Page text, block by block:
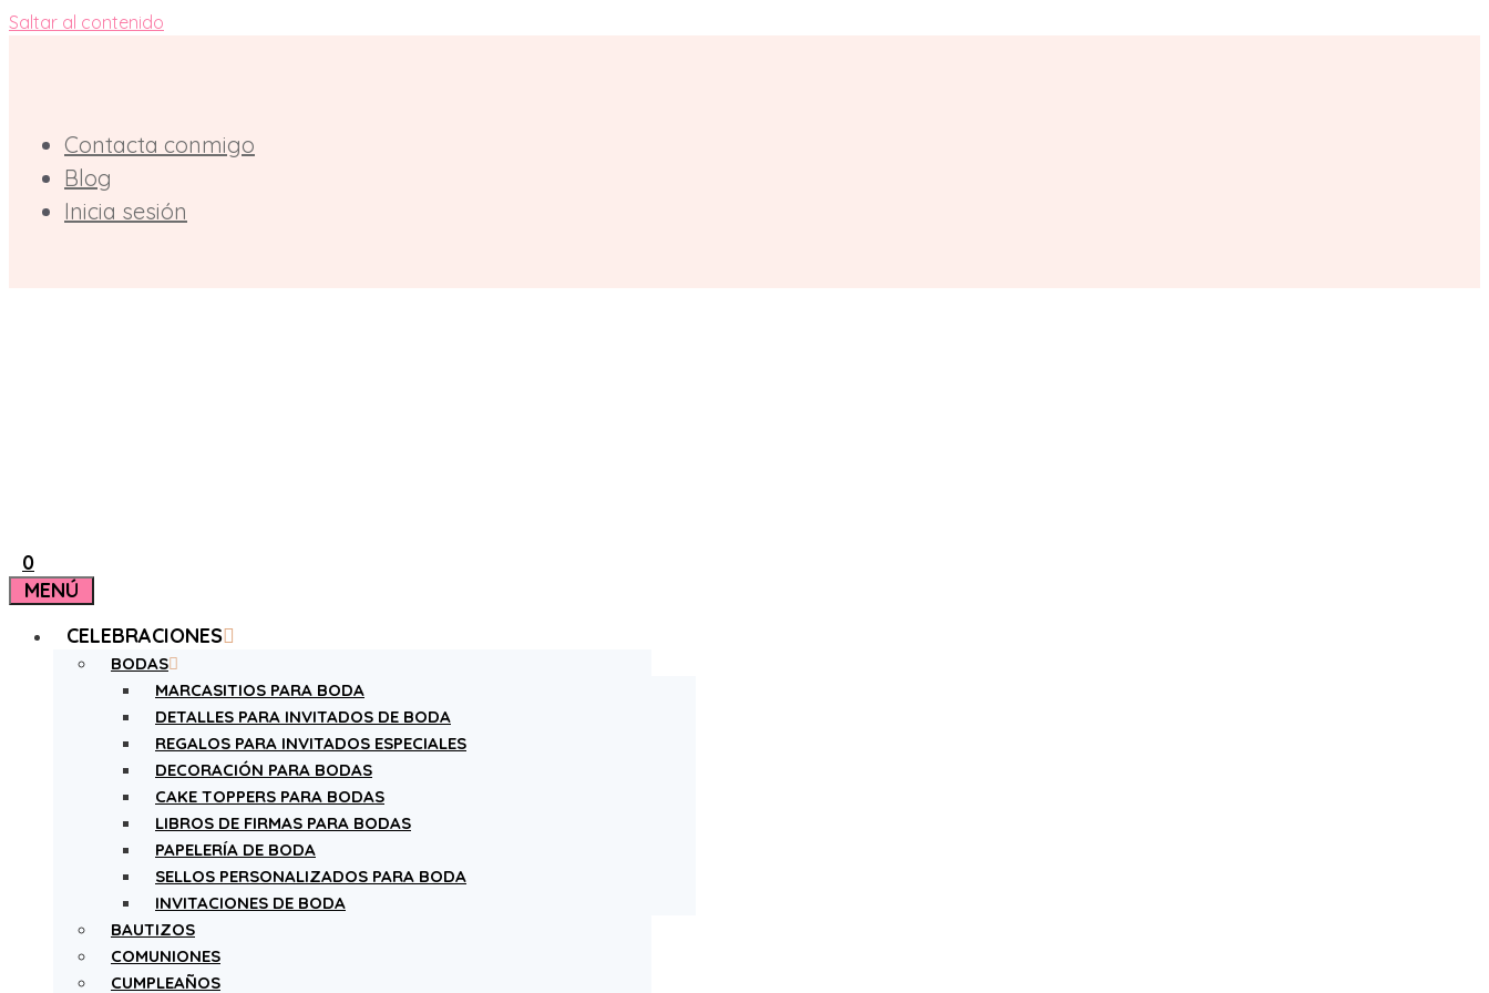
Saltar al contenido
Contacta conmigo
Blog
Inicia sesión
0
MENÚ
CELEBRACIONES
BODAS
MARCASITIOS PARA BODA
DETALLES PARA INVITADOS DE BODA
REGALOS PARA INVITADOS ESPECIALES
DECORACIÓN PARA BODAS
CAKE TOPPERS PARA BODAS
LIBROS DE FIRMAS PARA BODAS
PAPELERÍA DE BODA
SELLOS PERSONALIZADOS PARA BODA
INVITACIONES DE BODA
BAUTIZOS
COMUNIONES
CUMPLEAÑOS